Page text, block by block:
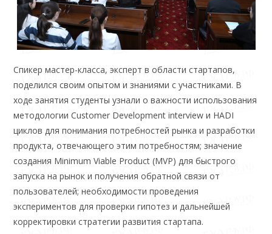
Спикер мастер-класса, эксперт в области стартапов,
поделился своим опытом и знаниями с участниками. В
ходе занятия студенты узнали о важности использования
методологии Customer Development interview и HADI
циклов для понимания потребностей рынка и разработки
продукта, отвечающего этим потребностям; значение
создания Minimum Viable Product (MVP) для быстрого
запуска на рынок и получения обратной связи от
пользователей; необходимости проведения
экспериментов для проверки гипотез и дальнейшей
корректировки стратегии развития стартапа.